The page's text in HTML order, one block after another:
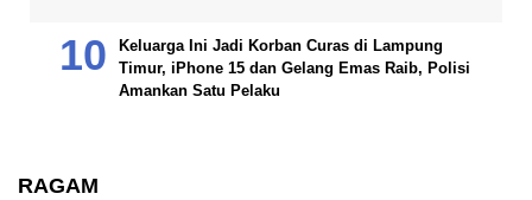
Keluarga Ini Jadi Korban Curas di Lampung
Timur, iPhone 15 dan Gelang Emas Raib, Polisi
Amankan Satu Pelaku
RAGAM